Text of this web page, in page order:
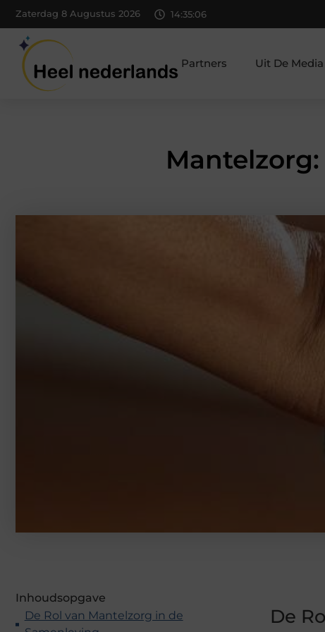
Zaterdag 8 Augustus 2026 14:35:07
Partners Uit De Media
Inhoudsopgave
De Rol van Mantelzorg in de
De